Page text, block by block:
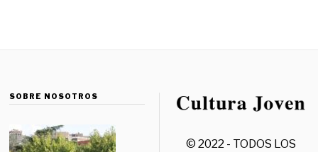
SOBRE NOSOTROS
© 2022 - TODOS LOS